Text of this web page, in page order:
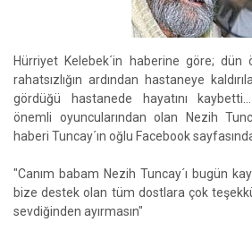
Hürriyet Kelebek´in haberine göre; dün
rahatsızlığın ardından hastaneye
gördüğü hastanede hayatını
önemli oyuncularından olan Nezih
haberi Tuncay´ın oğlu Facebook
"Canım babam Nezih Tuncay´ı bugün
bize destek olan tüm dostlara çok
sevdiğinden ayırmasın"